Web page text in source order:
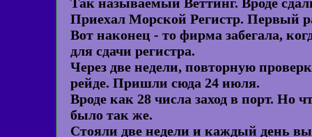
Приехал Морской Регистр. Первый
Вот наконец - то фирма забегала,
для сдачи регистра.
Через две недели, повторную
рейде. Пришли сюда 24 июля.
Вроде как 28 числа заход в порт.
было так же.
Стояли две недели и каждый день